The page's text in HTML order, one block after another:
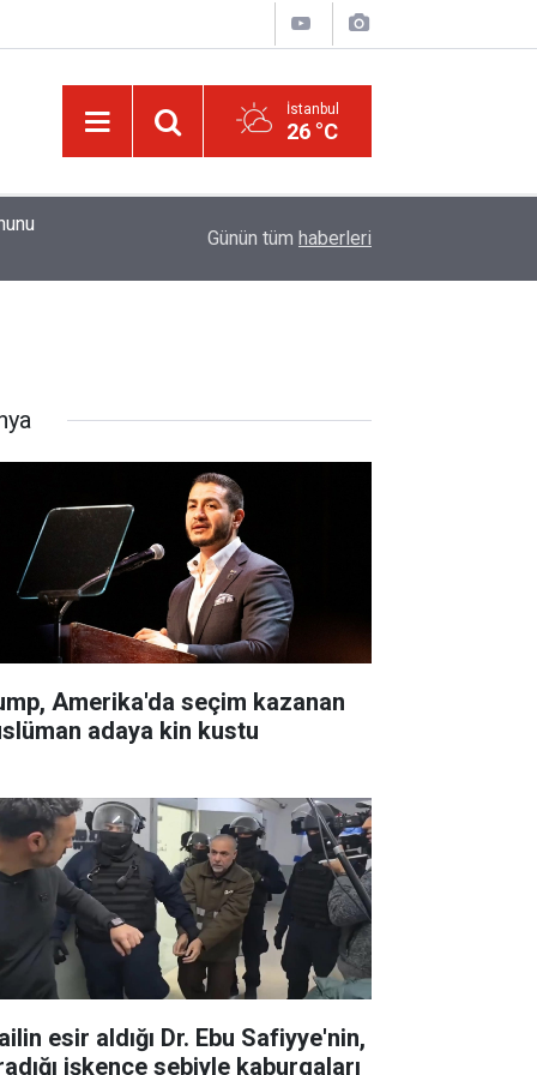
İstanbul
26 °C
Paçalarını yerde sürünmeyecek şekilde
Günün tüm haberleri
Amerika'da seçim kazanan
adaya kin kustu
esir aldığı Dr. Ebu Safiyye'nin,
işkence sebiyle kaburgaları